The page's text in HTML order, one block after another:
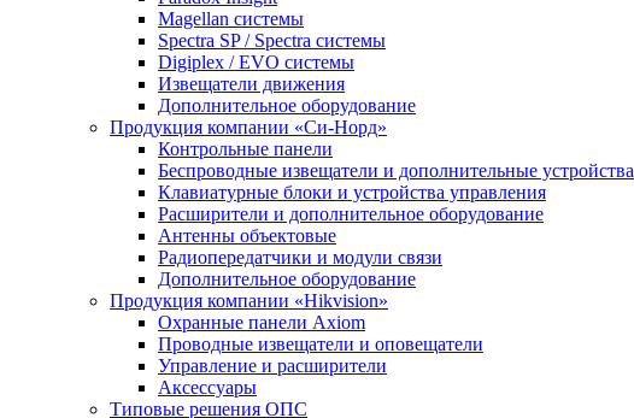
Magellan системы
Spectra SP / Spectra системы
Digiplex / EVO системы
Извещатели движения
Дополнительное оборудование
Продукция компании «Си-Норд»
Контрольные панели
Беспроводные извещатели и дополнительные устройства
Клавиатурные блоки и устройства управления
Расширители и дополнительное оборудование
Антенны объектовые
Радиопередатчики и модули связи
Дополнительное оборудование
Продукция компании «Hikvision»
Охранные панели Axiom
Проводные извещатели и оповещатели
Управление и расширители
Аксессуары
Типовые решения ОПС